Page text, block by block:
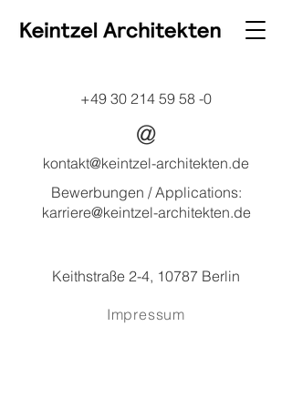
+49 30 214 59 58 -0
@
kontakt@keintzel-architekten.de
Bewerbungen / Applications:
karriere@keintzel-architekten.de
Keithstraße 2-4, 10787 Berlin
Impressum